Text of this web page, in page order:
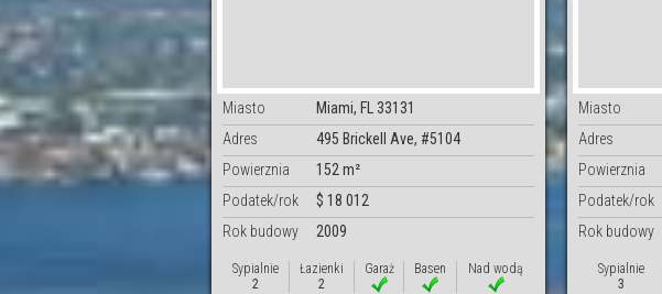
Miasto
Miami, FL 33131
Adres
495 Brickell Ave, #5104
Powierznia
152 m²
Podatek/rok
$ 18 012
Rok budowy
2009
Sypialnie
2
Łazienki
2
Garaż Basen Nad wodą
Miasto
Adres
Powierznia
Podatek/rok
Rok budowy
Sypialnie
3